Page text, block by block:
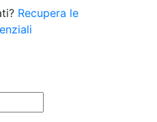
Recupera le